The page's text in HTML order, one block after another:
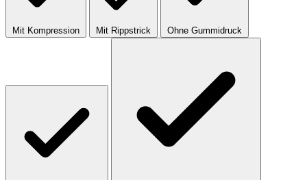
Mit Kompression Mit Rippstrick Ohne Gummidruck